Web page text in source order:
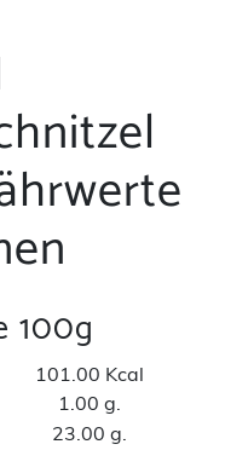
100g
101.00 Kcal
1.00 g.
23.00 g.